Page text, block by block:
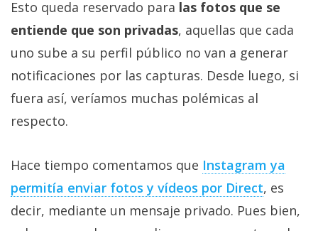
Publicidad
/
Cambiar
opciones
de
privacidad
Aviso
Legal
El medio de
Esto queda reservado para las fotos que se
entiende que son privadas, aquellas que cada
uno sube a su perfil público no van a generar
notificaciones por las capturas. Desde luego, si
fuera así, veríamos muchas polémicas al
respecto.
Hace tiempo comentamos que Instagram ya
permitía enviar fotos y vídeos por Direct, es
decir, mediante un mensaje privado. Pues bien,